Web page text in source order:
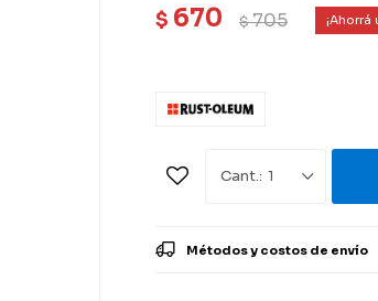
$ 670 $705
1
Métodos y costos de envío